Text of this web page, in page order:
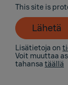
This site is
Lähetä
Lisätietoja on
Voit muuttaa
tahansa täällä